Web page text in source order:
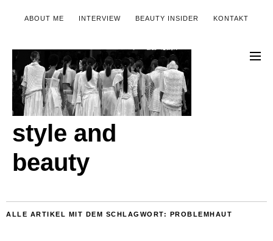
ABOUT ME INTERVIEW BEAUTY INSIDER KONTAKT
style and
beauty
ALLE ARTIKEL MIT DEM SCHLAGWORT: PROBLEMHAUT